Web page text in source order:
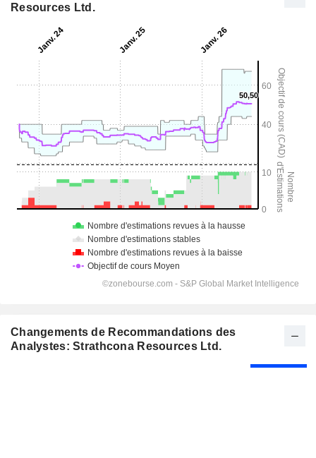
Resources Ltd.
Changements de Recommandations des
Analystes: Strathcona Resources Ltd.